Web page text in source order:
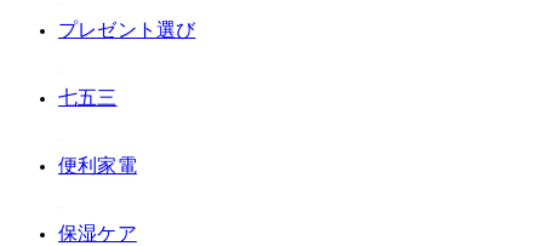
#プレゼント選び
#七五三
#便利家電
#保湿ケア